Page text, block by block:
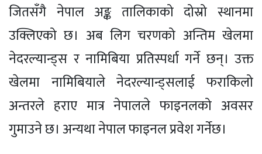
जितसँगै नेपाल अङ्क तालिकाको दोस्रो स्थानमा
उक्लिएको छ। अब लिग चरणको अन्तिम खेलमा
नेदरल्यान्ड्स र नामिबिया प्रतिस्पर्धा गर्ने छन्। उक्त
खेलमा नामिबियाले नेदरल्यान्ड्सलाई फराकिलो
अन्तरले हराए मात्र नेपालले फाइनलको अवसर
गुमाउने छ। अन्यथा नेपाल फाइनल प्रवेश गर्नेछ।